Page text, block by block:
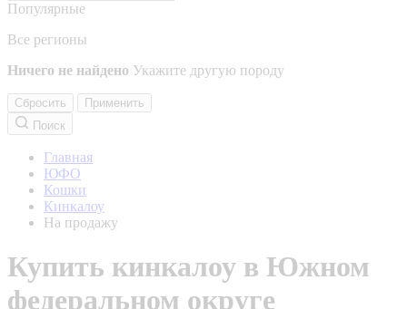
Популярные
Все регионы
Ничего не найдено Укажите другую породу
Сбросить
Применить
Поиск
Главная
ЮФО
Кошки
Кинкалоу
На продажу
Купить кинкалоу в Южном
федеральном округе